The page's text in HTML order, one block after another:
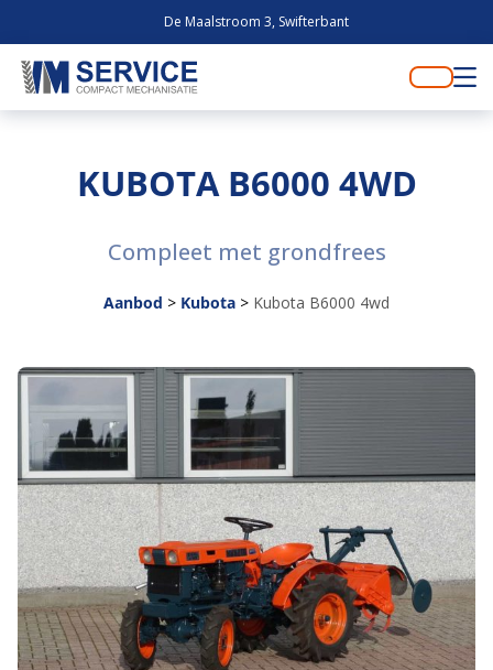
De Maalstroom 3, Swifterbant
KUBOTA B6000 4WD
Compleet met grondfrees
Aanbod > Kubota > Kubota B6000 4wd